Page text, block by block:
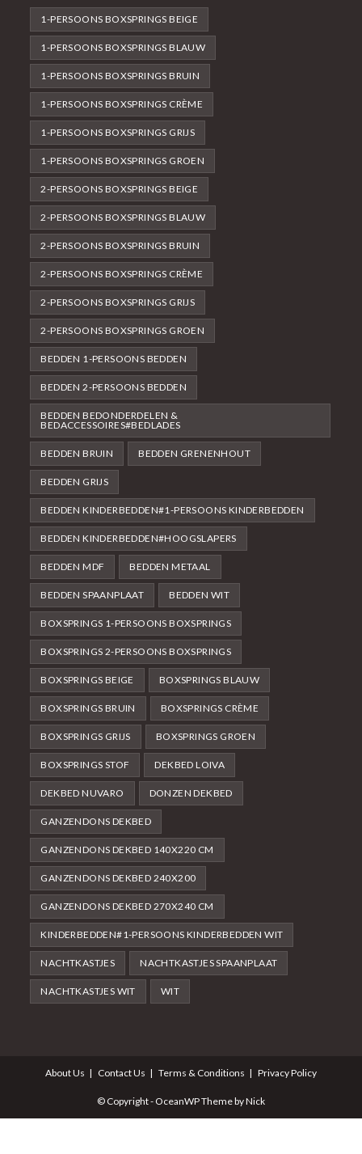
1-PERSOONS BOXSPRINGS BEIGE
1-PERSOONS BOXSPRINGS BLAUW
1-PERSOONS BOXSPRINGS BRUIN
1-PERSOONS BOXSPRINGS CRÈME
1-PERSOONS BOXSPRINGS GRIJS
1-PERSOONS BOXSPRINGS GROEN
2-PERSOONS BOXSPRINGS BEIGE
2-PERSOONS BOXSPRINGS BLAUW
2-PERSOONS BOXSPRINGS BRUIN
2-PERSOONS BOXSPRINGS CRÈME
2-PERSOONS BOXSPRINGS GRIJS
2-PERSOONS BOXSPRINGS GROEN
BEDDEN 1-PERSOONS BEDDEN
BEDDEN 2-PERSOONS BEDDEN
BEDDEN BEDONDERDELEN &
BEDACCESSOIRES#BEDLADES
BEDDEN BRUIN BEDDEN GRENENHOUT
BEDDEN GRIJS
BEDDEN KINDERBEDDEN#1-PERSOONS KINDERBEDDEN
BEDDEN KINDERBEDDEN#HOOGSLAPERS
BEDDEN MDF BEDDEN METAAL
BEDDEN SPAANPLAAT BEDDEN WIT
BOXSPRINGS 1-PERSOONS BOXSPRINGS
BOXSPRINGS 2-PERSOONS BOXSPRINGS
BOXSPRINGS BEIGE BOXSPRINGS BLAUW
BOXSPRINGS BRUIN BOXSPRINGS CRÈME
BOXSPRINGS GRIJS BOXSPRINGS GROEN
BOXSPRINGS STOF DEKBED LOIVA
DEKBED NUVARO DONZEN DEKBED
GANZENDONS DEKBED
GANZENDONS DEKBED 140X220 CM
GANZENDONS DEKBED 240X200
GANZENDONS DEKBED 270X240 CM
KINDERBEDDEN#1-PERSOONS KINDERBEDDEN WIT
NACHTKASTJES NACHTKASTJES SPAANPLAAT
NACHTKASTJES WIT WIT
About Us Contact Us Terms & Conditions Privacy Policy
© Copyright - OceanWP Theme by Nick